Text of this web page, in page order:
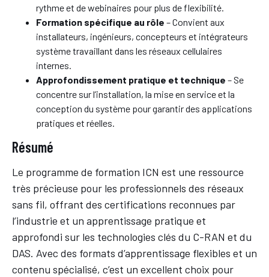
rythme et de webinaires pour plus de flexibilité.
Formation spécifique au rôle – Convient aux
installateurs, ingénieurs, concepteurs et intégrateurs
système travaillant dans les réseaux cellulaires
internes.
Approfondissement pratique et technique – Se
concentre sur l’installation, la mise en service et la
conception du système pour garantir des applications
pratiques et réelles.
Résumé
Le programme de formation ICN est une ressource
très précieuse pour les professionnels des réseaux
sans fil, offrant des certifications reconnues par
l’industrie et un apprentissage pratique et
approfondi sur les technologies clés du C-RAN et du
DAS. Avec des formats d’apprentissage flexibles et un
contenu spécialisé, c’est un excellent choix pour